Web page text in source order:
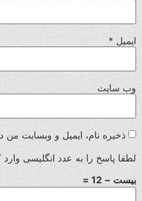
ایمیل *
وب‌ سایت
ذخیره نام، ایمیل و وبسایت من
لطفا پاسخ را به عدد انگلیسی وارد
بیست − 12 =